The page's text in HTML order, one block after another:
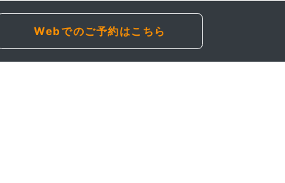
Webでのご予約はこちら